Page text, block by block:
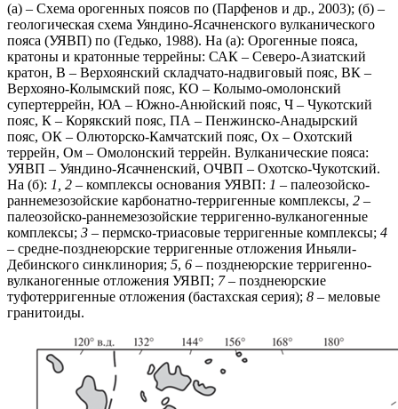
(а) – Схема орогенных поясов по (Парфенов и др., 2003); (б) –
геологическая схема Уяндино-Ясачненского вулканического
пояса (УЯВП) по (Гедько, 1988). На (а): Орогенные пояса,
кратоны и кратонные террейны: САК – Северо-Азиатский
кратон, В – Верхоянский складчато-надвиговый пояс, ВК –
Верхояно-Колымский пояс, КО – Колымо-омолонский
супертеррейн, ЮА – Южно-Анюйский пояс, Ч – Чукотский
пояс, К – Корякский пояс, ПА – Пенжинско-Анадырский
пояс, ОК – Олюторско-Камчатский пояс, Ох – Охотский
террейн, Ом – Омолонский террейн. Вулканические пояса:
УЯВП – Уяндино-Ясачненский, ОЧВП – Охотско-Чукотский.
На (б): 1, 2 – комплексы основания УЯВП: 1 – палеозойско-
раннемезозойские карбонатно-терригенные комплексы, 2 –
палеозойско-раннемезозойские терригенно-вулканогенные
комплексы; 3 – пермско-триасовые терригенные комплексы; 4
– средне-позднеюрские терригенные отложения Иньяли-
Дебинского синклинория; 5, 6 – позднеюрские терригенно-
вулканогенные отложения УЯВП; 7 – позднеюрские
туфотерригенные отложения (бастахская серия); 8 – меловые
гранитоиды.